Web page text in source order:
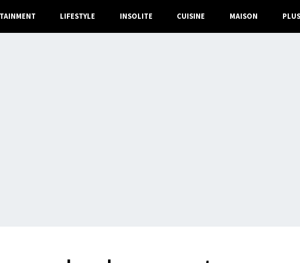
LIFESTYLE INSOLITE CUISINE MAISON PLUS